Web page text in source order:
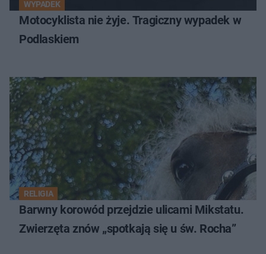
WYPADEK
Motocyklista nie żyje. Tragiczny wypadek w
Podlaskiem
RELIGIA
Barwny korowód przejdzie ulicami Mikstatu.
Zwierzęta znów „spotkają się u św. Rocha”